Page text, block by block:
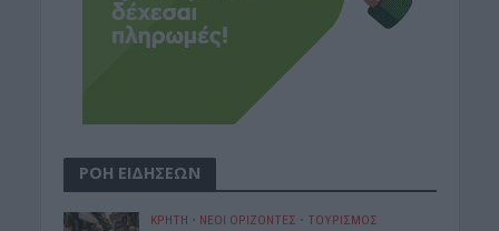
ΡΟΗ ΕΙΔΗΣΕΩΝ
ΚΡΗΤΗ • ΝΕΟΙ ΟΡΙΖΟΝΤΕΣ • ΤΟΥΡΙΣΜΟΣ